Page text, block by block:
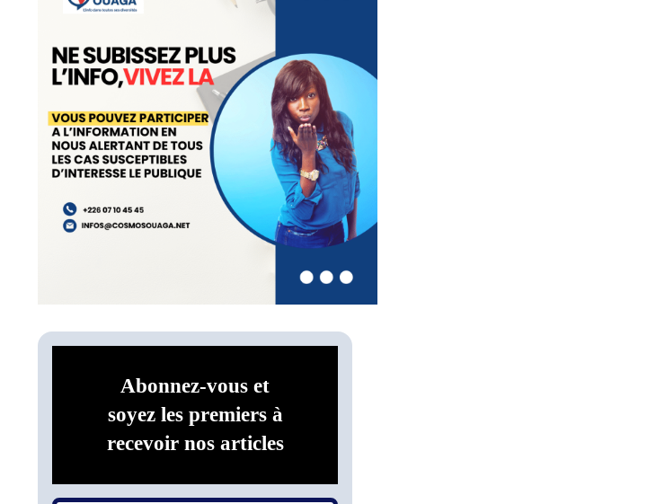
Abonnez-vous et
soyez les premiers à
recevoir nos articles